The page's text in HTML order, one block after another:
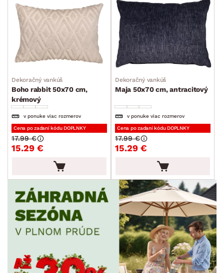
Dekoračný vankúš
Boho rabbit 50x70 cm,
krémový
v ponuke viac rozmerov
Cena po zadaní kódu DOPLNKY
15.29 €
17.99 €
Dekoračný vankúš
Maja 50x70 cm, antracitový
v ponuke viac rozmerov
Cena po zadaní kódu DOPLNKY
15.29 €
17.99 €